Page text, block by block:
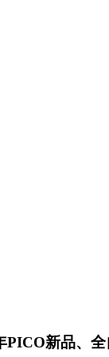
PICO新品、全